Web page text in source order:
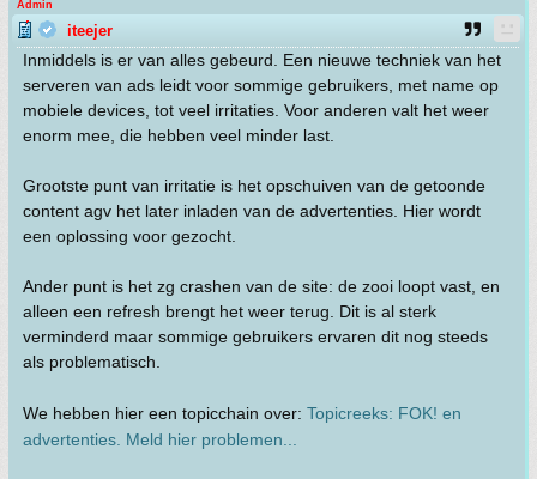
Admin
iteejer
Inmiddels is er van alles gebeurd. Een nieuwe techniek van het
serveren van ads leidt voor sommige gebruikers, met name op
mobiele devices, tot veel irritaties. Voor anderen valt het weer
enorm mee, die hebben veel minder last.
Grootste punt van irritatie is het opschuiven van de getoonde
content agv het later inladen van de advertenties. Hier wordt
een oplossing voor gezocht.
Ander punt is het zg crashen van de site: de zooi loopt vast, en
alleen een refresh brengt het weer terug. Dit is al sterk
verminderd maar sommige gebruikers ervaren dit nog steeds
als problematisch.
We hebben hier een topicchain over: Topicreeks: FOK! en
advertenties. Meld hier problemen...